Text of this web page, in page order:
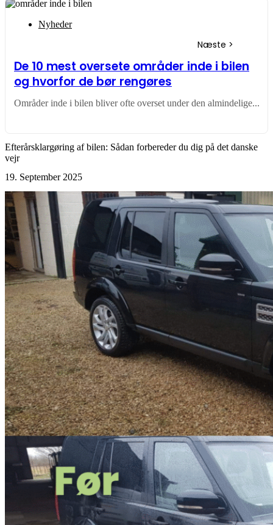
Nyheder
De 10 mest oversete områder inde i bilen
og hvorfor de bør rengøres
Områder inde i bilen bliver ofte overset under den almindelige...
Efterårsklargøring af bilen: Sådan forbereder du dig på det danske
vejr
19. September 2025